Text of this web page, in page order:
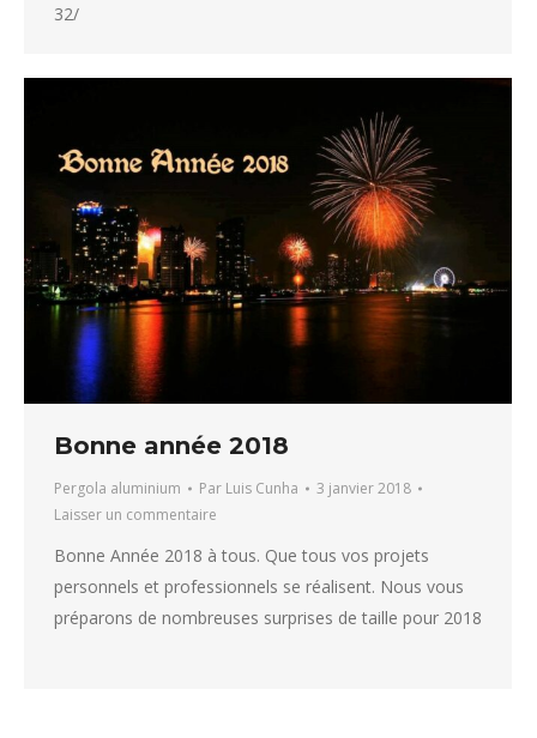
32/
Bonne année 2018
Pergola aluminium Par Luis Cunha
3 janvier 2018
Laisser un commentaire
Bonne Année 2018 à tous. Que tous vos projets
personnels et professionnels se réalisent. Nous vous
préparons de nombreuses surprises de taille pour 2018